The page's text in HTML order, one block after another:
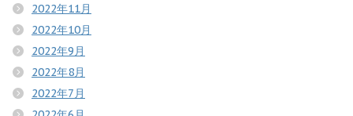
2022年11月
2022年10月
2022年9月
2022年8月
2022年7月